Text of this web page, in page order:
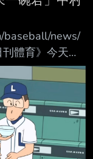
則用
也覺得關注這
不會帶著這個
論這件事的
始練投了，真
baseball/news/
體育》今天凌
議， 他認為西
重老將的經
調整中的栗山
、炭谷銀仁朗
時候起用。 他
眼看過三位老